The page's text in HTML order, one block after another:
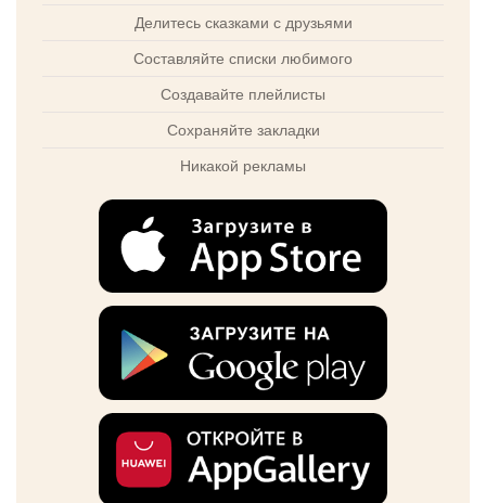
Делитесь сказками с друзьями
Составляйте списки любимого
Создавайте плейлисты
Сохраняйте закладки
Никакой рекламы